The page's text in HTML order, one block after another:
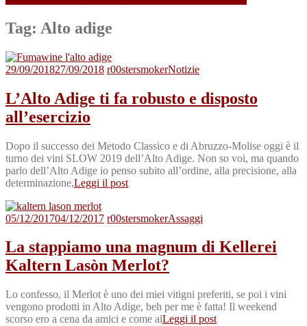
Tag: Alto adige
29/09/201827/09/2018 r00stersmokerNotizie
L’Alto Adige ti fa robusto e disposto
all’esercizio
Dopo il successo dei Metodo Classico e di Abruzzo-Molise oggi è il
turno dei vini SLOW 2019 dell’Alto Adige. Non so voi, ma quando
parlo dell’Alto Adige io penso subito all’ordine, alla precisione, alla
determinazione,Leggi il post
05/12/201704/12/2017 r00stersmokerAssaggi
La stappiamo una magnum di Kellerei
Kaltern Lasòn Merlot?
Lo confesso, il Merlot è uno dei miei vitigni preferiti, se poi i vini
vengono prodotti in Alto Adige, beh per me è fatta! Il weekend
scorso ero a cena da amici e come alLeggi il post